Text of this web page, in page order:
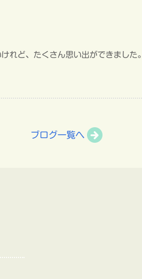
れど、たくさん思い出ができました。
ブログ一覧へ